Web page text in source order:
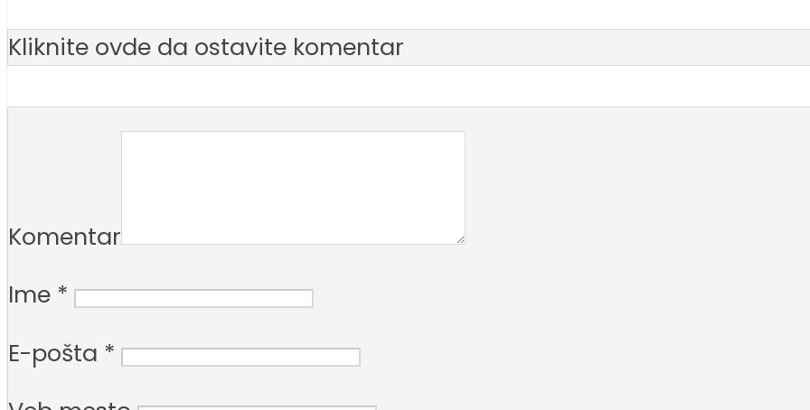
Kliknite ovde da ostavite komentar
Komentar
Ime *
E-pošta *